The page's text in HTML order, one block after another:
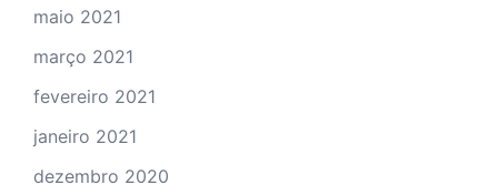
maio 2021
março 2021
fevereiro 2021
janeiro 2021
dezembro 2020